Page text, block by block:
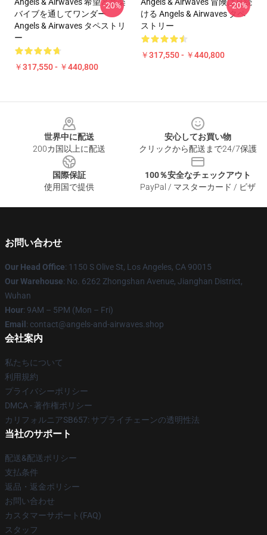
バイブを通してワンダー
Angels & Airwaves タペストリ
ー
￥317,550 - ￥440,800
-20%
ける Angels & Airwaves タペ
ストリー
￥317,550 - ￥440,800
-20%
世界中に配送
200カ国以上に配送
安心してお買い物
クリックから配送まで24/7保護
国際保証
使用国で提供
100％安全なチェックアウト
PayPal / マスターカード / ビザ
お問い合わせ
Our Head Office: 1150 S Olive St, Los Angeles, CA 90015
Our Warehouse: No. 6262 Zhongshan Avenue, Jianghan District,
Wuhan
Hour: 9AM – 5PM (Mon – Fri)
Email : contact@angels-and-airwaves.shop
会社案内
私たちについて
利用規約
プライバシーポリシー
DMCA - 著作権ポリシー
カリフォルニアSB657: サプライチェーンの透明性法
当社のサポート
配送&配送ポリシー
支払条件
返品・返金ポリシー
お問い合わせ
カスタマーサポート(FAQ)
スタッフ